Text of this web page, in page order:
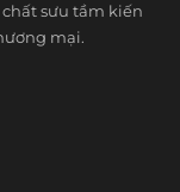
sưu tầm kiến
mại.